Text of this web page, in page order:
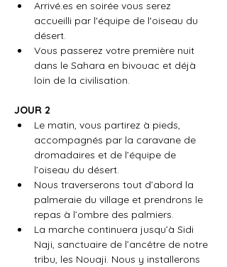
Arrivé.es en soirée vous serez
accueilli par l'équipe de l'oiseau du
désert.
Vous passerez votre première nuit
dans le Sahara en bivouac et déjà
loin de la civilisation.
JOUR 2
Le matin, vous partirez à pieds,
accompagnés par la caravane de
dromadaires et de l’équipe de
l’oiseau du désert.
Nous traverserons tout d’abord la
palmeraie du village et prendrons le
repas à l’ombre des palmiers.
La marche continuera jusqu’à Sidi
Naji, sanctuaire de l’ancêtre de notre
tribu, les Nouaji. Nous y installerons